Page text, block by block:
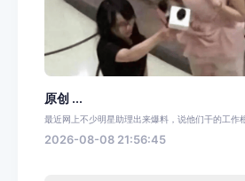
原创 ...
最近网上不少明星助理出来爆料，说他们干的工作
2026-08-08 21:56:45